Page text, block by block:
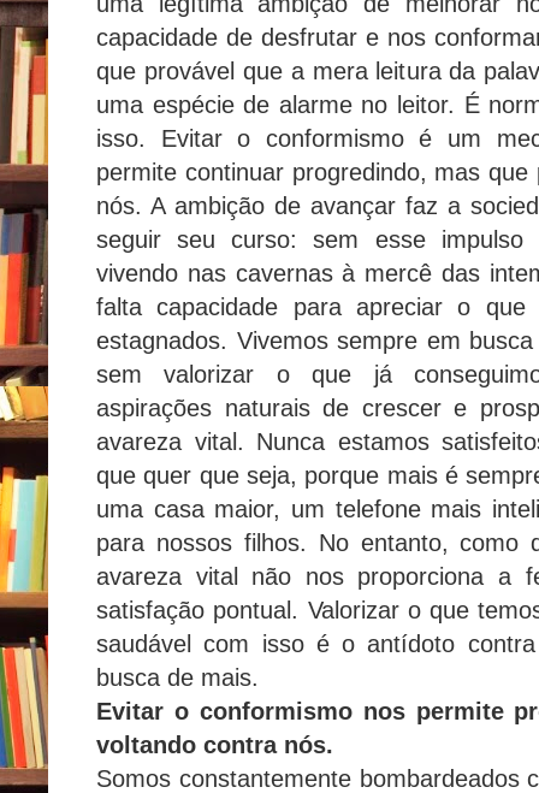
capacidade de desfrutar e nos
que provável que a mera leitura da
uma espécie de alarme no leitor. É
isso. Evitar o conformismo é um
permite continuar progredindo, mas
nós. A ambição de avançar faz a
seguir seu curso: sem esse impulso
vivendo nas cavernas à mercê das
falta capacidade para apreciar o
estagnados. Vivemos sempre em
sem valorizar o que já
aspirações naturais de crescer e
avareza vital. Nunca estamos
que quer que seja, porque mais é
uma casa maior, um telefone mais
para nossos filhos. No entanto, como
avareza vital não nos proporciona a
satisfação pontual. Valorizar o que
saudável com isso é o antídoto
busca de mais.
Evitar o conformismo nos permite
voltando contra nós.
Somos constantemente bombardeados